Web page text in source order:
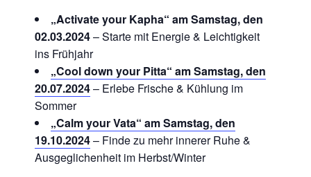
„Activate your Kapha“ am Samstag, den
02.03.2024– Starte mit Energie & Leichtigkeit
ins Frühjahr
„Cool down your Pitta“ am Samstag, den
20.07.2024– Erlebe Frische & Kühlung im
Sommer
„Calm your Vata“ am Samstag, den
19.10.2024– Finde zu mehr innerer Ruhe &
Ausgeglichenheit im Herbst/Winter